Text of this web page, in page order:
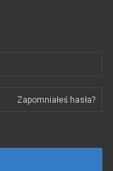
Zapomniałeś hasła?